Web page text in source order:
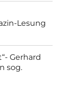
Lesung
Gerhard
sog.